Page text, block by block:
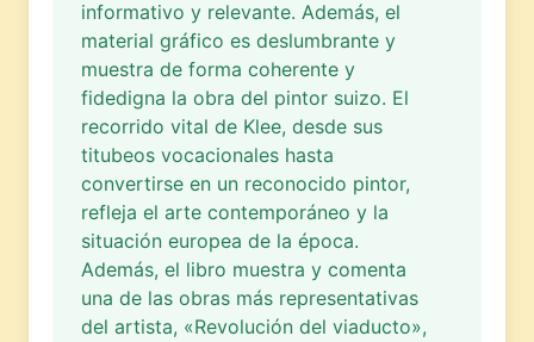
informativo y relevante. Además, el
material gráfico es deslumbrante y
muestra de forma coherente y
fidedigna la obra del pintor suizo. El
recorrido vital de Klee, desde sus
titubeos vocacionales hasta
convertirse en un reconocido pintor,
refleja el arte contemporáneo y la
situación europea de la época.
Además, el libro muestra y comenta
una de las obras más representativas
del artista, «Revolución del viaducto»,